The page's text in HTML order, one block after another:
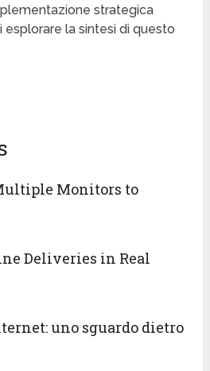
strategica
esplorare la sintesi di questo
Monitors to
Deliveries in Real
uno sguardo dietro